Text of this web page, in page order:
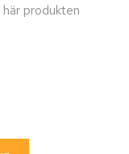
produkten